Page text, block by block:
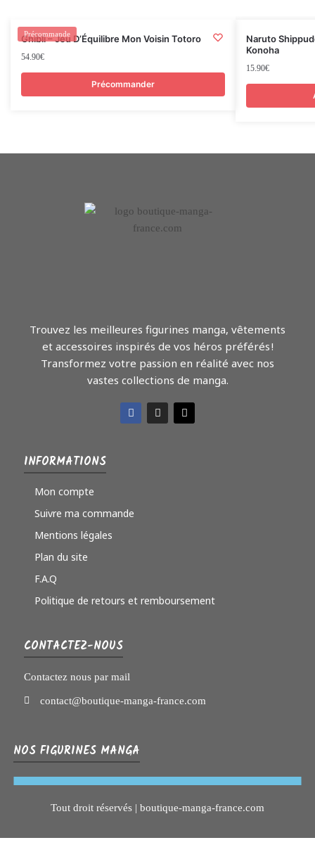
Précommande
Ghibli – Jeu D’Équilibre Mon Voisin Totoro
54.90€
Précommander
Naruto
Konoha
15.90€
Trouvez les meilleures figurines manga, vêtements
et accessoires inspirés de vos héros préférés !
Transformez votre passion en réalité avec nos
vastes collections de manga.
INFORMATIONS
Mon compte
Suivre ma commande
Mentions légales
Plan du site
F.A.Q
Politique de retours et remboursement
CONTACTEZ-NOUS
Contactez nous par mail
contact@boutique-manga-france.com
NOS FIGURINES MANGA
Tout droit réservés | boutique-manga-france.com